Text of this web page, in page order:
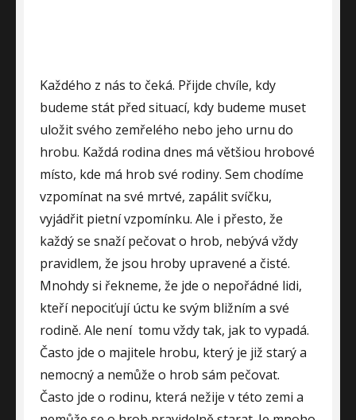
Každého z nás to čeká. Přijde chvíle, kdy
budeme stát před situací, kdy budeme muset
uložit svého zemřelého nebo jeho urnu do
hrobu. Každá rodina dnes má většiou hrobové
místo, kde má hrob své rodiny. Sem chodíme
vzpomínat na své mrtvé, zapálit svíčku,
vyjádřit pietní vzpomínku. Ale i přesto, že
každý se snaží pečovat o hrob, nebývá vždy
pravidlem, že jsou hroby upravené a čisté.
Mnohdy si řekneme, že jde o nepořádné lidi,
kteří nepociťují úctu ke svým bližním a své
rodině. Ale není tomu vždy tak, jak to vypadá.
Často jde o majitele hrobu, který je již starý a
nemocný a nemůže o hrob sám pečovat.
Často jde o rodinu, která nežije v této zemi a